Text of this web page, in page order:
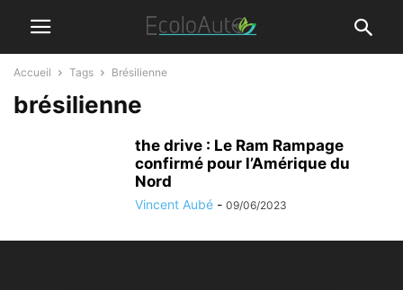
Accueil Tags Brésilienne
brésilienne
the drive : Le Ram Rampage
confirmé pour l’Amérique du
Nord
Vincent Aubé - 09/06/2023